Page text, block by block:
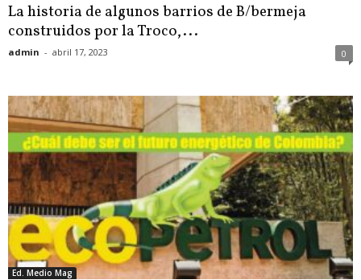
La historia de algunos barrios de B/bermeja
construidos por la Troco,...
admin - abril 17, 2023 0
Ed. Medio Mag